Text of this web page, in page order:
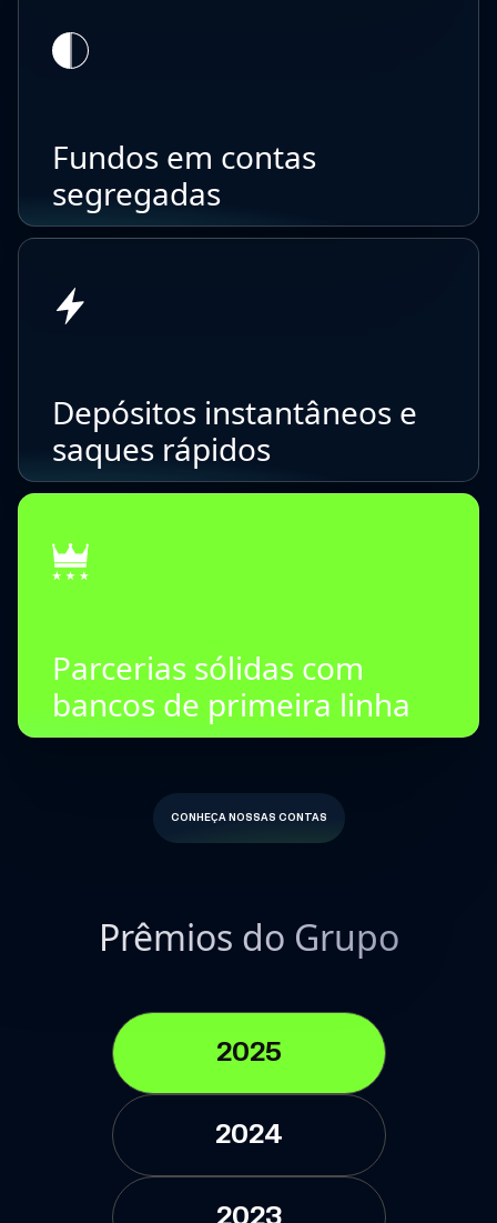
Fundos em contas
segregadas
Depósitos instantâneos e
saques rápidos
Parcerias sólidas com
bancos de primeira linha
CONHEÇA NOSSAS CONTAS
Prêmios do Grupo
2025
2024
2023